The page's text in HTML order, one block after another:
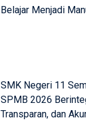
Belajar Menjadi
SMK Negeri 11
SPMB 2026
Transparan, dan